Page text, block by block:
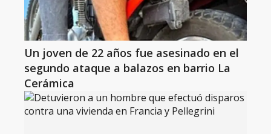
Un joven de 22 años fue asesinado en el
segundo ataque a balazos en barrio La
Cerámica